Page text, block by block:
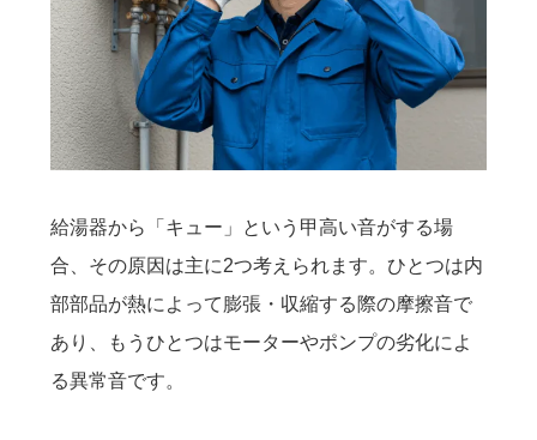
給湯器から「キュー」という甲高い音がする場
合、その原因は主に2つ考えられます。ひとつは内
部部品が熱によって膨張・収縮する際の摩擦音で
あり、もうひとつはモーターやポンプの劣化によ
る異常音です。